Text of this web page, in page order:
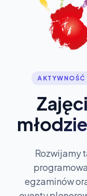
AKTYWNOŚĆ
Rozwijamy
egzaminów